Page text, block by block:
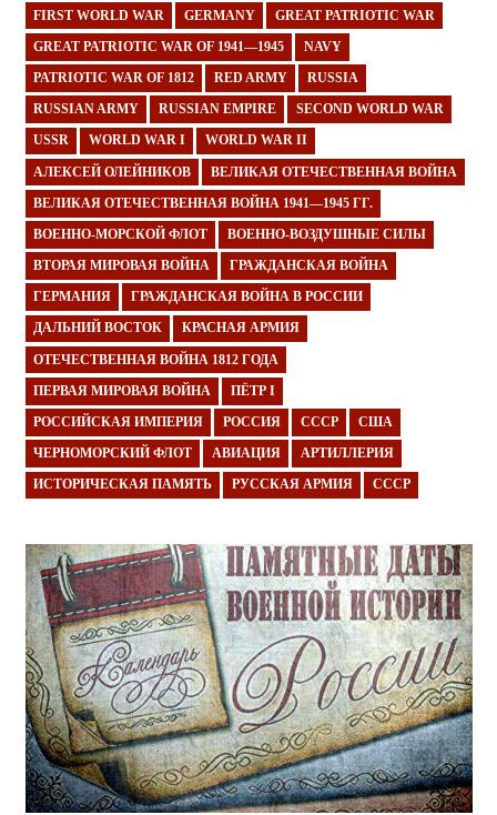
FIRST WORLD WAR GERMANY GREAT PATRIOTIC WAR
GREAT PATRIOTIC WAR OF 1941—1945 NAVY
PATRIOTIC WAR OF 1812 RED ARMY RUSSIA
RUSSIAN ARMY RUSSIAN EMPIRE SECOND WORLD WAR
USSR WORLD WAR I WORLD WAR II
АЛЕКСЕЙ ОЛЕЙНИКОВ ВЕЛИКАЯ ОТЕЧЕСТВЕННАЯ ВОЙНА
ВЕЛИКАЯ ОТЕЧЕСТВЕННАЯ ВОЙНА 1941—1945 ГГ.
ВОЕННО-МОРСКОЙ ФЛОТ ВОЕННО-ВОЗДУШНЫЕ СИЛЫ
ВТОРАЯ МИРОВАЯ ВОЙНА ГРАЖДАНСКАЯ ВОЙНА
ГЕРМАНИЯ ГРАЖДАНСКАЯ ВОЙНА В РОССИИ
ДАЛЬНИЙ ВОСТОК КРАСНАЯ АРМИЯ
ОТЕЧЕСТВЕННАЯ ВОЙНА 1812 ГОДА
ПЕРВАЯ МИРОВАЯ ВОЙНА ПЁТР I
РОССИЙСКАЯ ИМПЕРИЯ РОССИЯ СССР США
ЧЕРНОМОРСКИЙ ФЛОТ АВИАЦИЯ АРТИЛЛЕРИЯ
ИСТОРИЧЕСКАЯ ПАМЯТЬ РУССКАЯ АРМИЯ СССР